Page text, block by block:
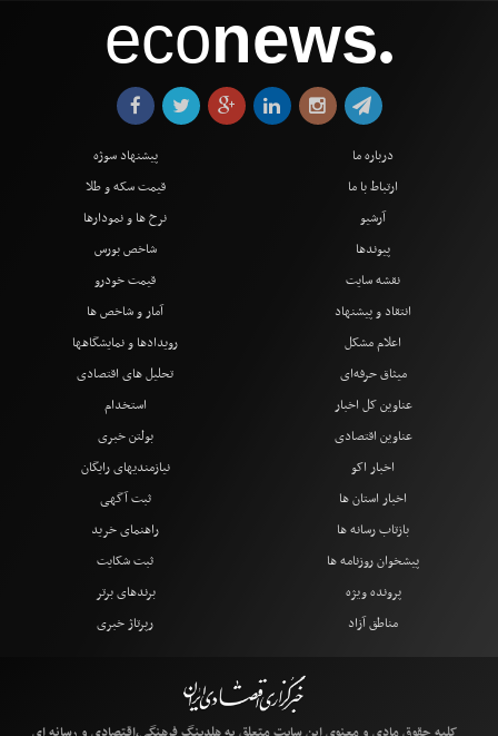
econews●
درباره ما
ارتباط با ما
آرشیو
پیوندها
نقشه سایت
انتقاد و پیشنهاد
اعلام مشکل
میثاق حرفه‌ای
پیشنهاد سوژه
قیمت سکه و طلا
نرخ ها و نمودارها
شاخص بورس
قیمت خودرو
آمار و شاخص ها
رویدادها و نمایشگاهها
تحلیل های اقتصادی
عناوین کل اخبار
عناوین اقتصادی
اخبار اکو
اخبار استان ها
بازتاب رسانه ها
پیشخوان روزنامه ها
پرونده ویژه
مناطق آزاد
استخدام
بولتن خبری
نیازمندیهای رایگان
ثبت آگهی
راهنمای خرید
ثبت شکایت
برندهای برتر
رپرتاژ خبری